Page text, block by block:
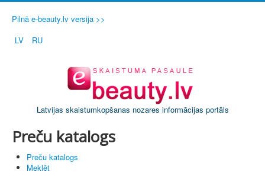
Pilnā e-beauty.lv versija >>
LV
RU
Latvijas skaistumkopšanas nozares informācijas portāls
Preču katalogs
Preču katalogs
Meklēt